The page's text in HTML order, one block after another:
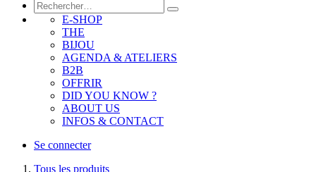
E-SHOP
THE
BIJOU
AGENDA & ATELIERS
B2B
OFFRIR
DID YOU KNOW ?
ABOUT US
INFOS & CONTACT
Se connecter
Tous les produits